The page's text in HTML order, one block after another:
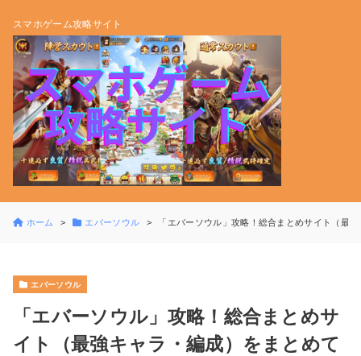
スマホゲーム攻略サイト
ホーム エバーソウル 「エバーソウル」攻略！総合まとめサイト（最
エバーソウル
「エバーソウル」攻略！総合まとめサ
イト（最強キャラ・編成）をまとめて